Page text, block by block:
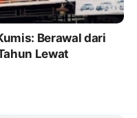
Berawal dari
Lewat